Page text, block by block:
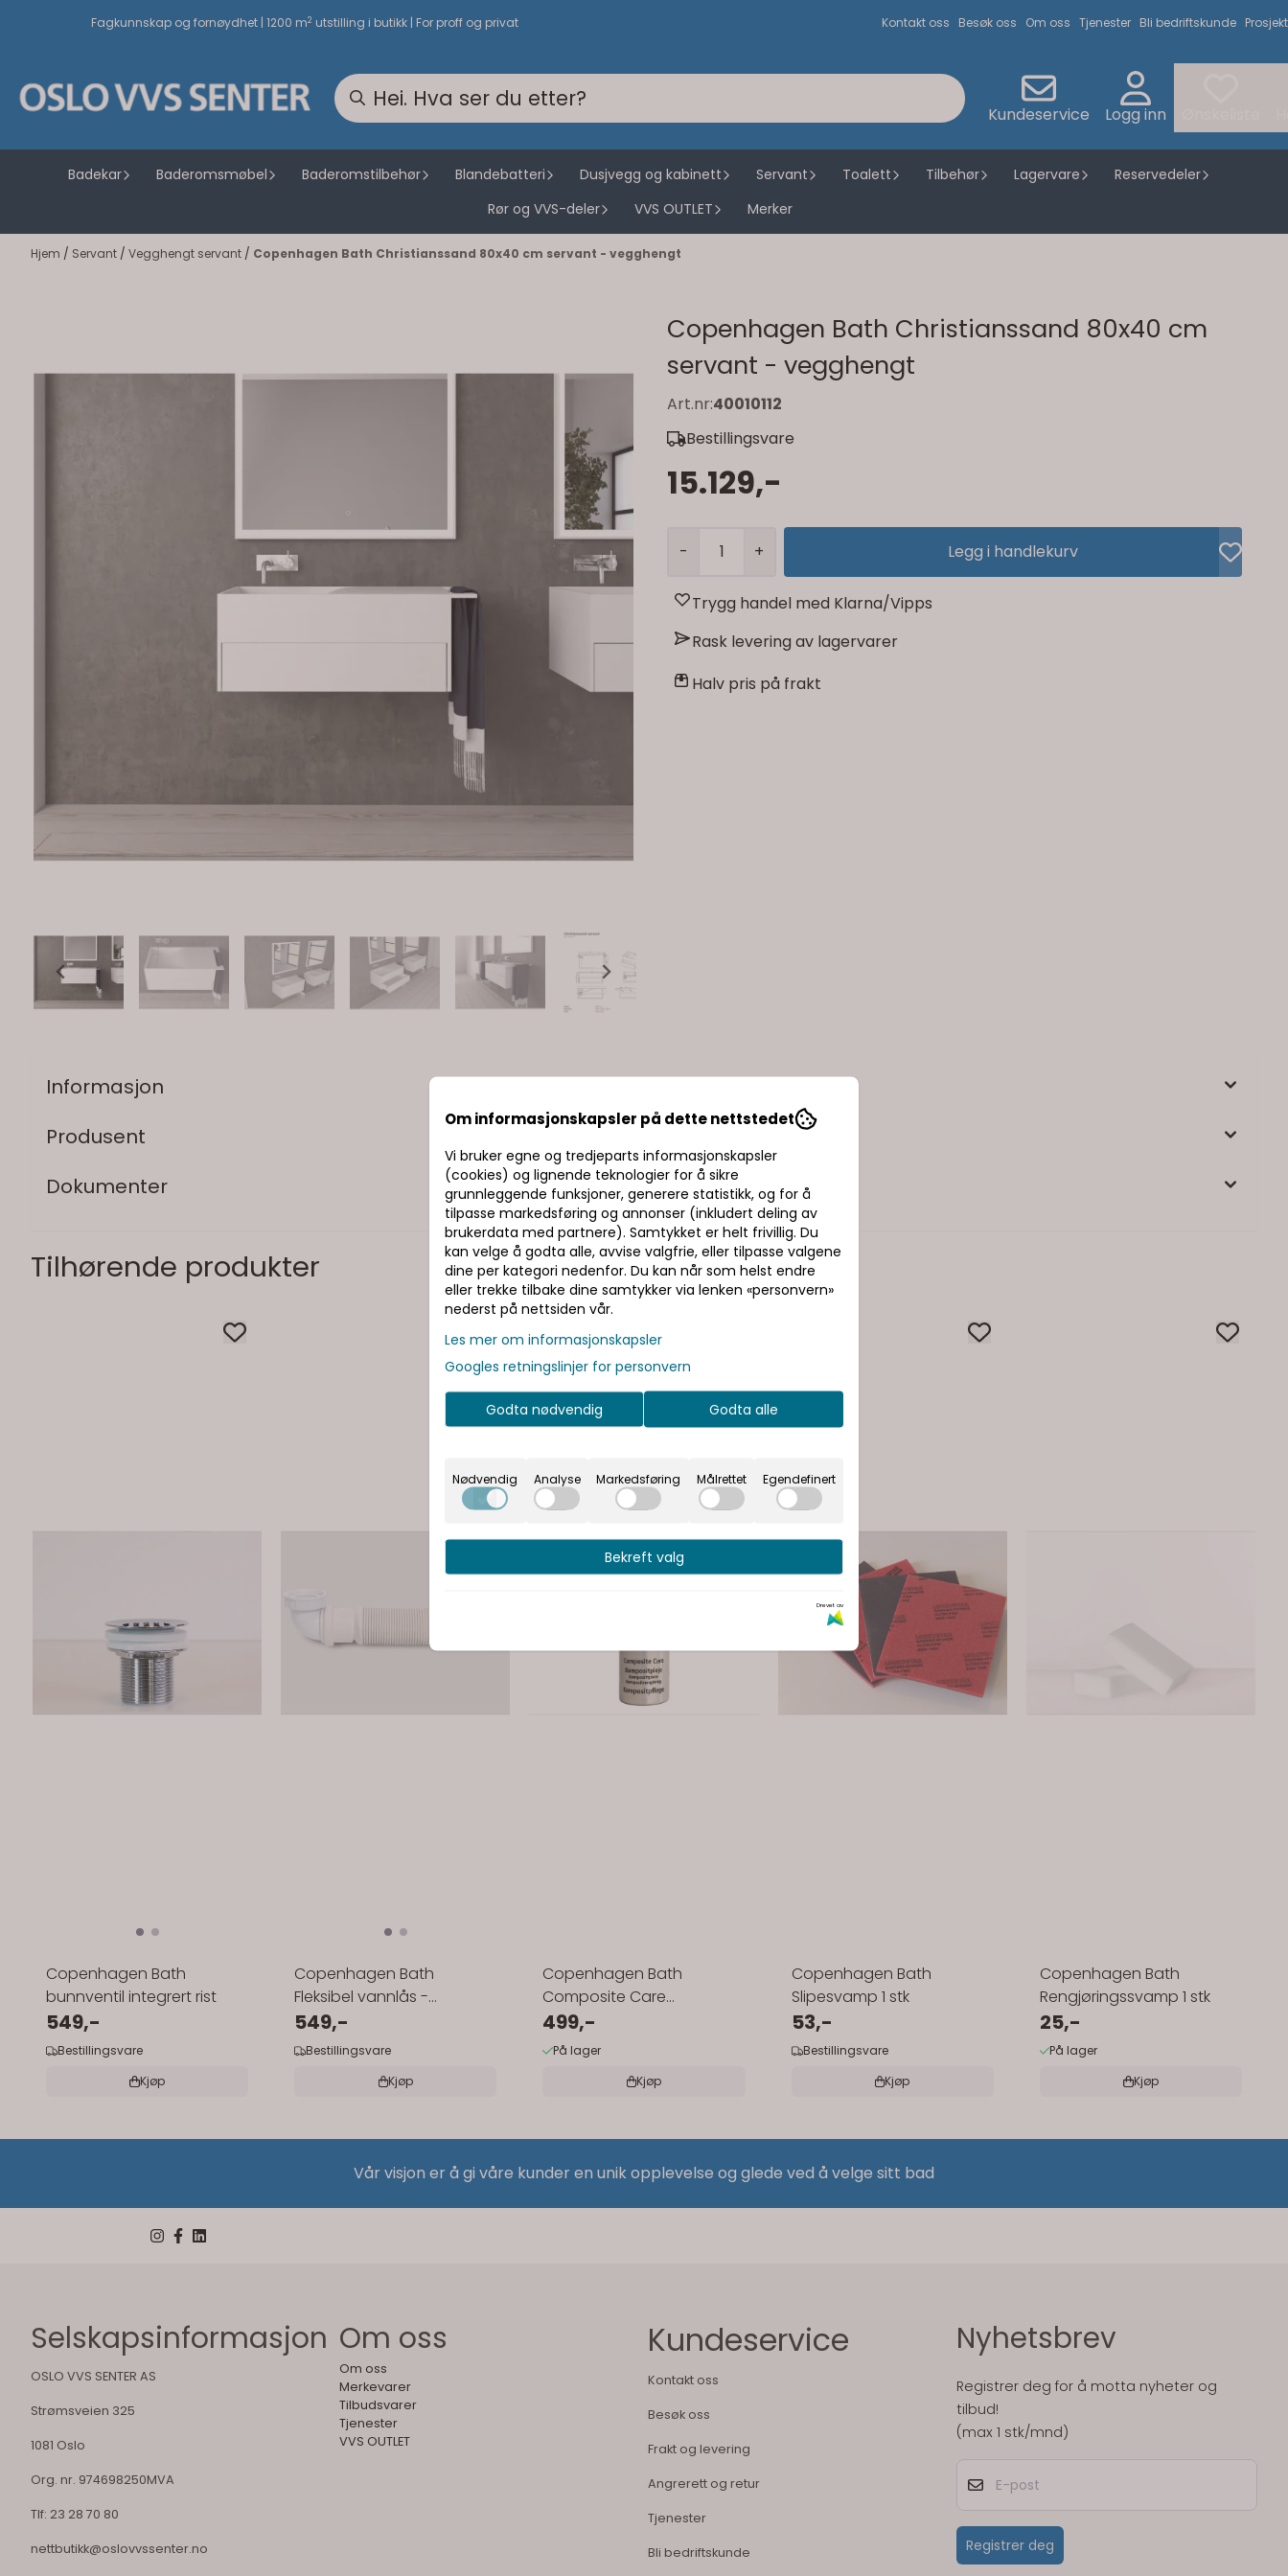
Hopp til innholdFagkunnskap og fornøydhet | 1200 m2 utstilling i butikk | For proff og privat Kontakt oss Besøk oss Om oss Tjenester Bli bedriftskunde Prosjekt
Kundeservice Logg inn
Badekar Baderomsmøbel Baderomstilbehør Blandebatteri Dusjvegg og kabinett Servant Toalett Tilbehør Lagervare
Reservedeler
Rør og VVS-deler
VVS OUTLET Merker
Hjem / Servant / Vegghengt servant / Copenhagen Bath Christianssand 80x40 cm servant - vegghengt
Copenhagen Bath Christianssand 80x40 cm
servant - vegghengt
Art.nr:40010112
Bestillingsvare
15.129,-
- + Legg i handlekurv
Trygg handel med Klarna/Vipps
Rask levering av lagervarer
Halv pris på frakt
Informasjon
Produsent
Dokumenter
Tilhørende produkter
Copenhagen Bath
bunnventil integrert rist
549,-
Bestillingsvare
Kjøp
Copenhagen Bath
Fleksibel vannlås -
membran
549,-
Bestillingsvare
Kjøp
Copenhagen Bath
Composite Care
komposittpleie
499,-
På lager
Kjøp
Copenhagen Bath
Slipesvamp 1 stk
53,-
Bestillingsvare
Kjøp
Copenhagen Bath
Rengjøringssvamp 1 stk
25,-
På lager
Kjøp
Vår visjon er å gi våre kunder en unik opplevelse og glede ved å velge sitt bad
Selskapsinformasjon
OSLO VVS SENTER AS
Strømsveien 325
1081 Oslo
Org. nr. 974698250MVA
Tlf: 23 28 70 80
nettbutikk@oslovvssenter.no
Om oss
Om oss
Merkevarer
Tilbudsvarer
Tjenester
VVS OUTLET
Kundeservice
Kontakt oss
Besøk oss
Frakt og levering
Angrerett og retur
Tjenester
Bli bedriftskunde
Nyhetsbrev
Registrer deg for å motta nyheter og
tilbud!
(max 1 stk/mnd)
Registrer deg
Om informasjonskapsler på dette nettstedet
Vi bruker egne og tredjeparts informasjonskapsler
(cookies) og lignende teknologier for å sikre
grunnleggende funksjoner, generere statistikk, og for å
tilpasse markedsføring og annonser (inkludert deling av
brukerdata med partnere). Samtykket er helt frivillig. Du
kan velge å godta alle, avvise valgfrie, eller tilpasse valgene
dine per kategori nedenfor. Du kan når som helst endre
eller trekke tilbake dine samtykker via lenken «personvern»
nederst på nettsiden vår.
Les mer om informasjonskapsler
Googles retningslinjer for personvern
Godta nødvendig Godta alle
Nødvendig Analyse Markedsføring Målrettet Egendefinert
Bekreft valg
Drevet av